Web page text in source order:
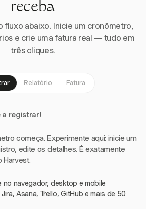
receba
fluxo abaixo. Inicie um cronômetro,
e crie uma fatura real — tudo em
três cliques.
Relatório Fatura
registrar!
começa. Experimente aqui: inicie um
edite os detalhes. É exatamente
Harvest.
no navegador, desktop e mobile
Asana, Trello, GitHub e mais de 50